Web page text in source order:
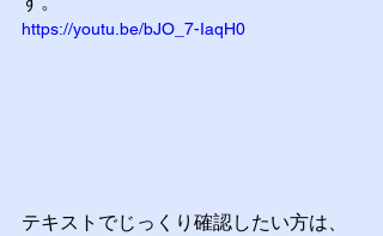
https://youtu.be/bJO_7-IaqH0
テキストでじっくり確認したい方は、